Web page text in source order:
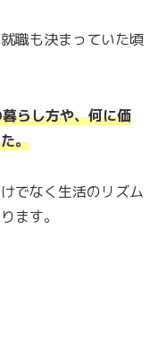
職も決まっていた頃
らし方や、何に価
。
でなく生活のリズム
ます。